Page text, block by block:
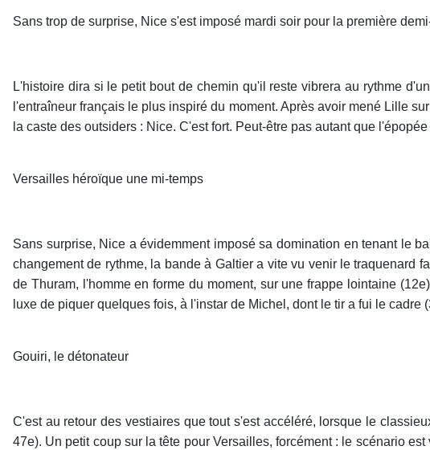
Sans trop de surprise, Nice s'est imposé mardi soir pour la première
L'histoire dira si le petit bout de chemin qu'il reste vibrera au rythme
l'entraîneur français le plus inspiré du moment. Après avoir mené Lille
la caste des outsiders : Nice. C'est fort. Peut-être pas autant que
Versailles héroïque une mi-temps
Sans surprise, Nice a évidemment imposé sa domination en tenant le
changement de rythme, la bande à Galtier a vite vu venir le traquenard
de Thuram, l'homme en forme du moment, sur une frappe lointaine
luxe de piquer quelques fois, à l'instar de Michel, dont le tir a fui le
Gouiri, le détonateur
C'est au retour des vestiaires que tout s'est accéléré, lorsque le
47e). Un petit coup sur la tête pour Versailles, forcément : le scénario